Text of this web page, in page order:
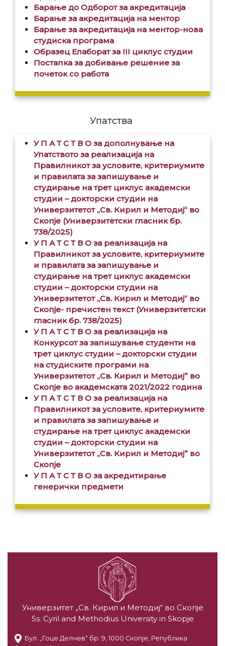
Барање до Одборот за акредитација
Барање за акредитација на ментор
Барање за акредитација на ментор-нова
студиска програма
Образец Елаборат за III циклус студии
Постапка за добивање решение за
почеток со работа
Упатства
У П А Т С Т В О за дополнување на
Упатството за реализација на
Правилникот за условите, критериумите
и правилата за запишување и
студирање на трет циклус академски
студии – докторски студии на
Универзитетот „Св. Кирил и Методиј“ во
Скопје (Универзитетски гласник бр.
738/2025)
У П А Т С Т В О за реализација на
Правилникот за условите, критериумите
и правилата за запишување и
студирање на трет циклус академски
студии – докторски студии на
Универзитетот „Св. Кирил и Методиј“ во
Скопје- пречистен текст (Универзитетски
гласник бр. 738/2025)
У П А Т С Т В О за реализација на
Конкурсот за запишување студенти на
трет циклус студии – докторски студии
на студиските програми на
Универзитетот „Св. Кирил и Методиј” во
Скопје во академската 2021/2022 година
У П А Т С Т В О за реализација на
Правилникот за условите, критериумите
и правилата за запишување и
студирање на трет циклус академски
студии – докторски студии на
Универзитетот „Св. Кирил и Методиј” во
Скопје
У П А Т С Т В О за акредитирање
генерички предмети
Универзитет „Св. Кирил и Методиј“ во Скопје
Ss. Cyril and Methodius University in Skopje
Бул. „Гоце Делчев“ бр. 9, 1000 Скопје, Република